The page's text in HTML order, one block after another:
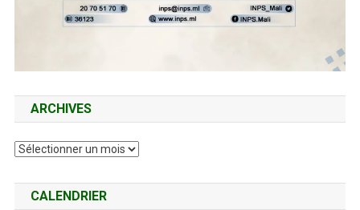
ARCHIVES
Archives
CALENDRIER